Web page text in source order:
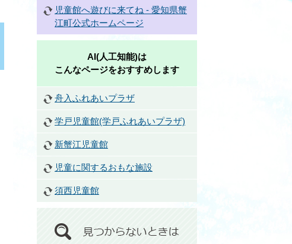
児童館へ遊びに来てね - 愛知県蟹
江町公式ホームページ
AI(人工知能)は
こんなページをおすすめします
舟入ふれあいプラザ
学戸児童館(学戸ふれあいプラザ)
新蟹江児童館
児童に関するおもな施設
須西児童館